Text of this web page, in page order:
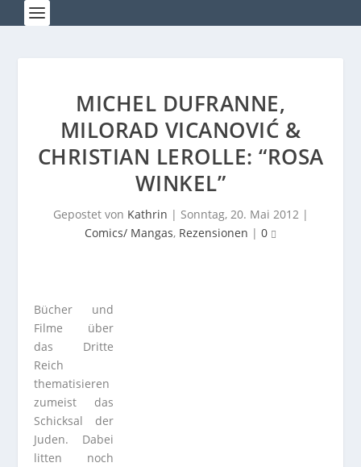
MICHEL DUFRANNE,
MILORAD VICANOVIĆ &
CHRISTIAN LEROLLE: “ROSA
WINKEL”
Gepostet von Kathrin | Sonntag, 20. Mai 2012|
Comics/ Mangas, Rezensionen | 0
Bücher und
Filme über
das Dritte
Reich
thematisieren
zumeist das
Schicksal der
Juden. Dabei
litten noch